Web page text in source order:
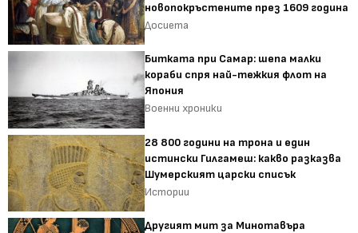
новопокръстените през 1609 година
Досиета
Битката при Самар: шепа малки
кораби спря най-тежкия флот на
Япония
Военни хроники
28 800 години на трона и един
истински Гилгамеш: какво разказва
Шумерският царски списък
Истории
Другият мит за Минотавъра